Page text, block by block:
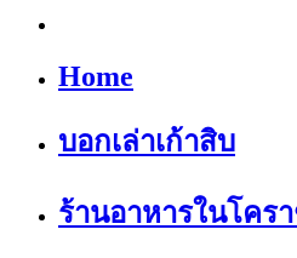
Home
บอกเล่าเก้าสิบ
ร้านอาหารในโคร